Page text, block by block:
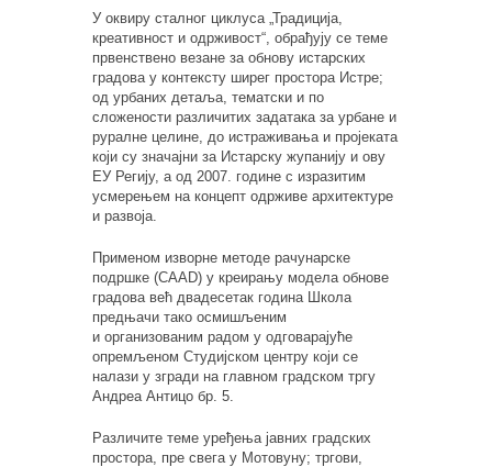
У оквиру сталног циклуса „Традиција,
креативност и одрживост“, обрађују се теме
првенствено везане за обнову истарских
градова у контексту ширег простора Истре;
од урбаних детаља, тематски и по
сложености различитих задатака за урбане и
руралне целине, до истраживања и пројеката
који су значајни за Истарску жупанију и ову
ЕУ Регију, а од 2007. године с изразитим
усмерењем на концепт одрживе архитектуре
и развоја.
Применом изворне методе рачунарске
подршке (CAAD) у креирању модела обнове
градова већ двадесетак година Школа
предњачи тако осмишљеним
и организованим радом у одговарајуће
опремљеном Студијском центру који се
налази у згради на главном градском тргу
Андреа Антицо бр. 5.
Различите теме уређења јавних градских
простора, пре свега у Мотовуну; тргови,